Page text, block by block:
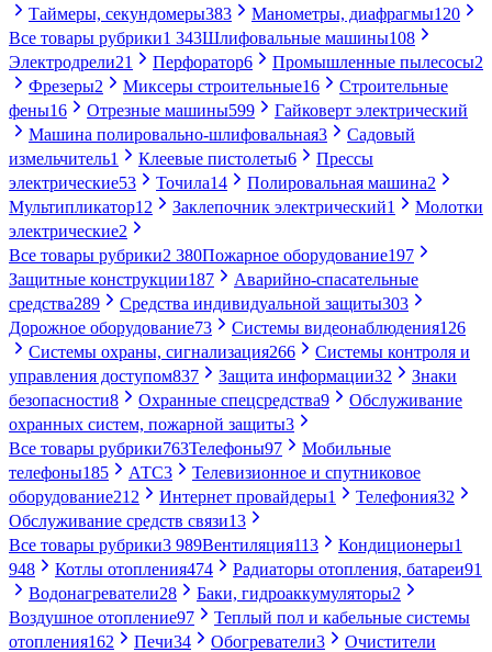
Таймеры, секундомеры383 Манометры, диафрагмы120
Все товары рубрики1 343Шлифовальные машины108
Электродрели21 Перфоратор6 Промышленные пылесосы2
Фрезеры2 Миксеры строительные16
Строительные
фены16 Отрезные машины599
Гайковерт электрический
Машина полировально-шлифовальная3
Садовый
измельчитель1 Клеевые пистолеты6
Прессы
электрические53 Точила14 Полировальная машина2
Мультипликатор12 Заклепочник электрический1
Молотки
электрические2
Все товары рубрики2 380Пожарное оборудование197
Защитные конструкции187
Аварийно-спасательные
средства289 Средства индивидуальной защиты303
Дорожное оборудование73 Системы видеонаблюдения126
Системы охраны, сигнализация266
Системы контроля и
управления доступом837 Защита информации32
Знаки
безопасности8 Охранные спецсредства9
Обслуживание
охранных систем, пожарной защиты3
Все товары рубрики763Телефоны97
Мобильные
телефоны185 АТС3
Телевизионное и спутниковое
оборудование212 Интернет провайдеры1 Телефония32
Обслуживание средств связи13
Все товары рубрики3 989Вентиляция113 Кондиционеры1
948
Котлы отопления474 Радиаторы отопления, батареи91
Водонагреватели28 Баки, гидроаккумуляторы2
Воздушное отопление97
Теплый пол и кабельные системы
отопления162 Печи34 Обогреватели3
Очистители